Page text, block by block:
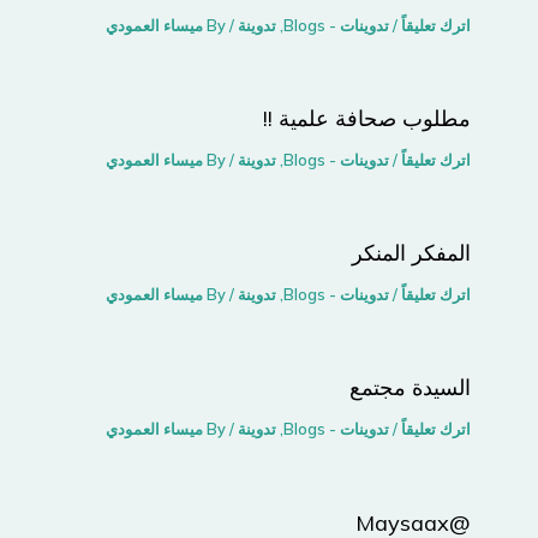
اترك تعليقاً /تدوينات - Blogs ,تدوينة / By ميساء العمودي
مطلوب صحافة علمية !!
اترك تعليقاً /تدوينات - Blogs ,تدوينة / By ميساء العمودي
المفكر المنكر
اترك تعليقاً /تدوينات - Blogs ,تدوينة / By ميساء العمودي
السيدة مجتمع
اترك تعليقاً /تدوينات - Blogs ,تدوينة / By ميساء العمودي
@Maysaax